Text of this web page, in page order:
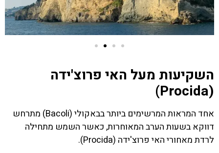
השקיעות מעל האי פרוצ'ידה
(Procida)
אחד המראות המרשימים ביותר בבאקולי (Bacoli) מתרחש
דווקא בשעות הערב המאוחרות, כאשר השמש מתחילה
לרדת מאחורי האי פרוצ'ידה (Procida).